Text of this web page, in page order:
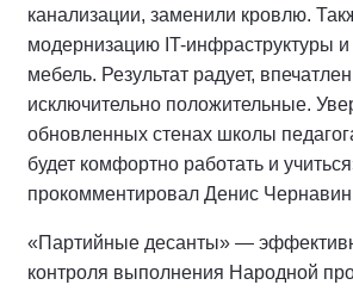
канализации, заменили кровлю.
модернизацию IT-инфраструктуры
мебель. Результат радует,
исключительно положительные.
обновленных стенах школы
будет комфортно работать и
прокомментировал Денис
«Партийные десанты» —
контроля выполнения Народной